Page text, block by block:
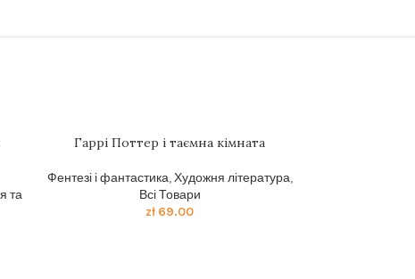
та
Гаррі Поттер і таємна кімната
Фентезі і фантастика,Художня література,
Всі Товари
zł 69.00